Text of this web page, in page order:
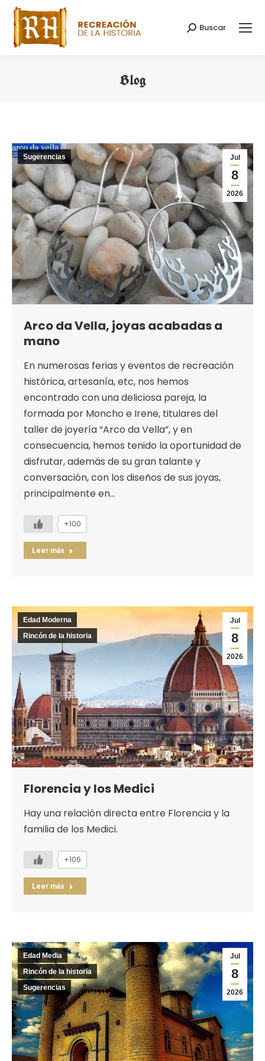
Buscar:
Buscar
Blog
Jul
8
2026
Sugerencias
Arco da Vella, joyas acabadas a
mano
En numerosas ferias y eventos de recreación
histórica, artesanía, etc, nos hemos
encontrado con una deliciosa pareja, la
formada por Moncho e Irene, titulares del
taller de joyería “Arco da Vella”, y en
consecuencia, hemos tenido la oportunidad de
disfrutar, además de su gran talante y
conversación, con los diseños de sus joyas,
principalmente en…
+100
Leer más
Jul
8
2026
Edad Moderna
Rincón de la historia
Florencia y los Medici
Hay una relación directa entre Florencia y la
familia de los Medici.
+106
Leer más
Jul
8
2026
Edad Media
Rincón de la historia
Sugerencias